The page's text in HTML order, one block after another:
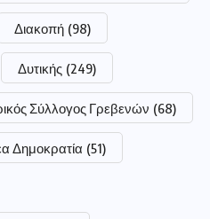
Διακοπή (98)
Δυτικής (249)
Σύλλογος Γρεβενών (68)
Δημοκρατία (51)